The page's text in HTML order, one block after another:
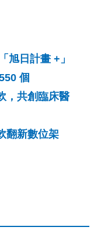
旭日計畫 +」
個
，共創臨床醫
翻新數位架